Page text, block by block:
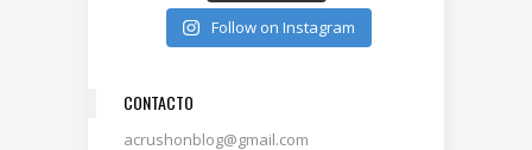
Follow on Instagram
CONTACTO
acrushonblog@gmail.com